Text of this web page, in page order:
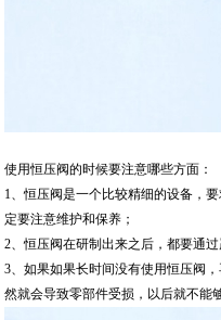
使用恒压阀的时候要注意哪些方面：
1、恒压阀是一个比较精细的设备，
定要注意维护和保养；
2、恒压阀在研制出来之后，都要通
3、如果如果长时间没有使用恒压阀
然就会导致零部件受损，以后就不能